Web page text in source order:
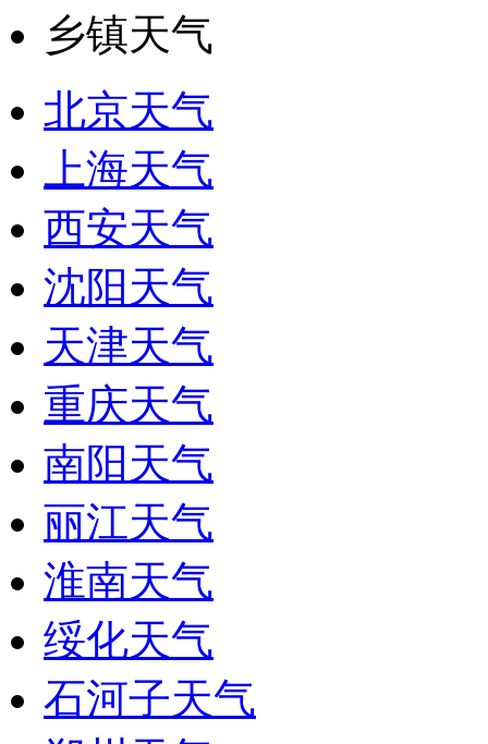
乡镇天气
北京天气
上海天气
西安天气
沈阳天气
天津天气
重庆天气
南阳天气
丽江天气
淮南天气
绥化天气
石河子天气